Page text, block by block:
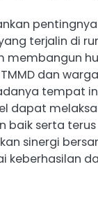
terjalin di
membangun
dan
tempat
dapat
baik serta terus
sinergi
keberhasilan